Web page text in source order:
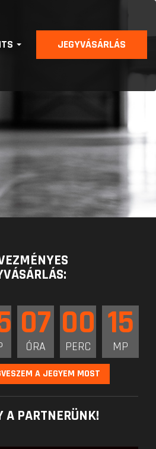
JEGYVÁSÁRLÁS
07
ÓRA
00
PERC
13
MP
A JEGYEM MOST
A PARTNERÜNK!